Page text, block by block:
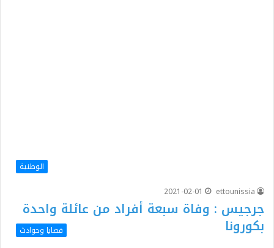
الوطنية
ettounissia
2021-02-01
جرجيس : وفاة سبعة أفراد من عائلة واحدة
بكورونا
قضايا وحوادث